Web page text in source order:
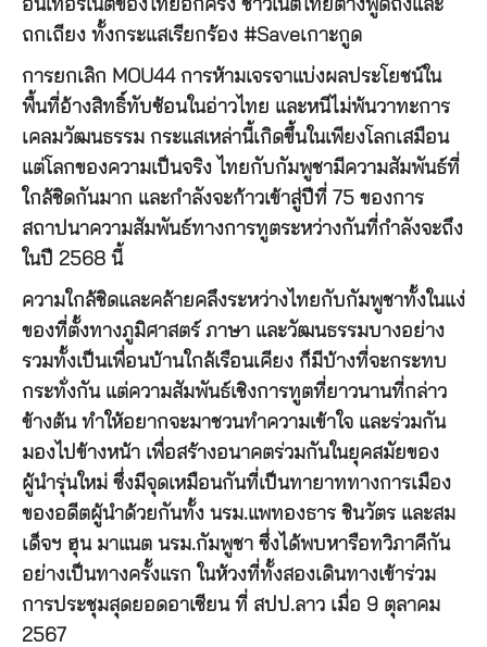
อินเทอร์เน็ตของไทยอีกครั้ง ชาวเน็ตไทยต่างพูดถึงและ
ถกเถียง ทั้งกระแสเรียกร้อง #Saveเกาะกูด
การยกเลิก MOU44 การห้ามเจรจาแบ่งผลประโยชน์ใน
พื้นที่อ้างสิทธิ์ทับซ้อนในอ่าวไทย และหนีไม่พ้นวาทะการ
เคลมวัฒนธรรม กระแสเหล่านี้เกิดขึ้นในเพียงโลกเสมือน
แต่โลกของความเป็นจริง ไทยกับกัมพูชามีความสัมพันธ์ที่
ใกล้ชิดกันมาก และกำลังจะก้าวเข้าสู่ปีที่ 75 ของการ
สถาปนาความสัมพันธ์ทางการทูตระหว่างกันที่กำลังจะถึง
ในปี 2568 นี้
ความใกล้ชิดและคล้ายคลึงระหว่างไทยกับกัมพูชาทั้งในแง่
ของที่ตั้งทางภูมิศาสตร์ ภาษา และวัฒนธรรมบางอย่าง
รวมทั้งเป็นเพื่อนบ้านใกล้เรือนเคียง ก็มีบ้างที่จะกระทบ
กระทั่งกัน แต่ความสัมพันธ์เชิงการทูตที่ยาวนานที่กล่าว
ข้างต้น ทำให้อยากจะมาชวนทำความเข้าใจ และร่วมกัน
มองไปข้างหน้า เพื่อสร้างอนาคตร่วมกันในยุคสมัยของ
ผู้นำรุ่นใหม่ ซึ่งมีจุดเหมือนกันที่เป็นทายาททางการเมือง
ของอดีตผู้นำด้วยกันทั้ง นรม.แพทองธาร ชินวัตร และสม
เด็จฯ ฮุน มาแนต นรม.กัมพูชา ซึ่งได้พบหารือทวิภาคีกัน
อย่างเป็นทางครั้งแรก ในห้วงที่ทั้งสองเดินทางเข้าร่วม
การประชุมสุดยอดอาเซียน ที่ สปป.ลาว เมื่อ 9 ตุลาคม
2567